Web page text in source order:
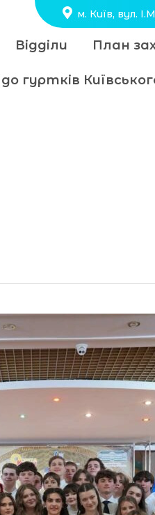
м. Київ, вул.
Відділи План
гуртків